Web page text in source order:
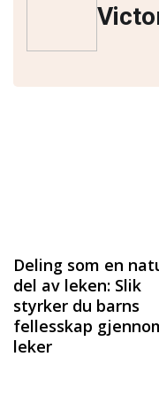
Deling som en
del av leken: Slik
styrker du barns
fellesskap
leker